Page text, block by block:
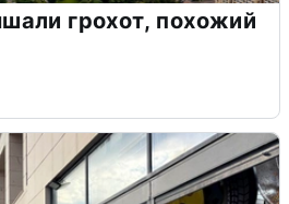
грохот, похожий